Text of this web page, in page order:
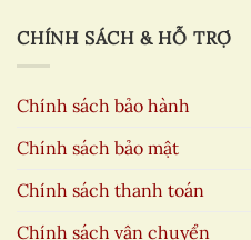
CHÍNH SÁCH & HỖ TRỢ
Chính sách bảo hành
Chính sách bảo mật
Chính sách thanh toán
Chính sách vận chuyển